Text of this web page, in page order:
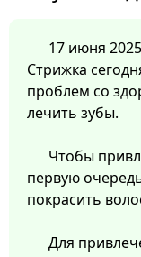
17 июня
Стрижка
проблем со
лечить зубы.
Чтобы
первую
покрасить
Для